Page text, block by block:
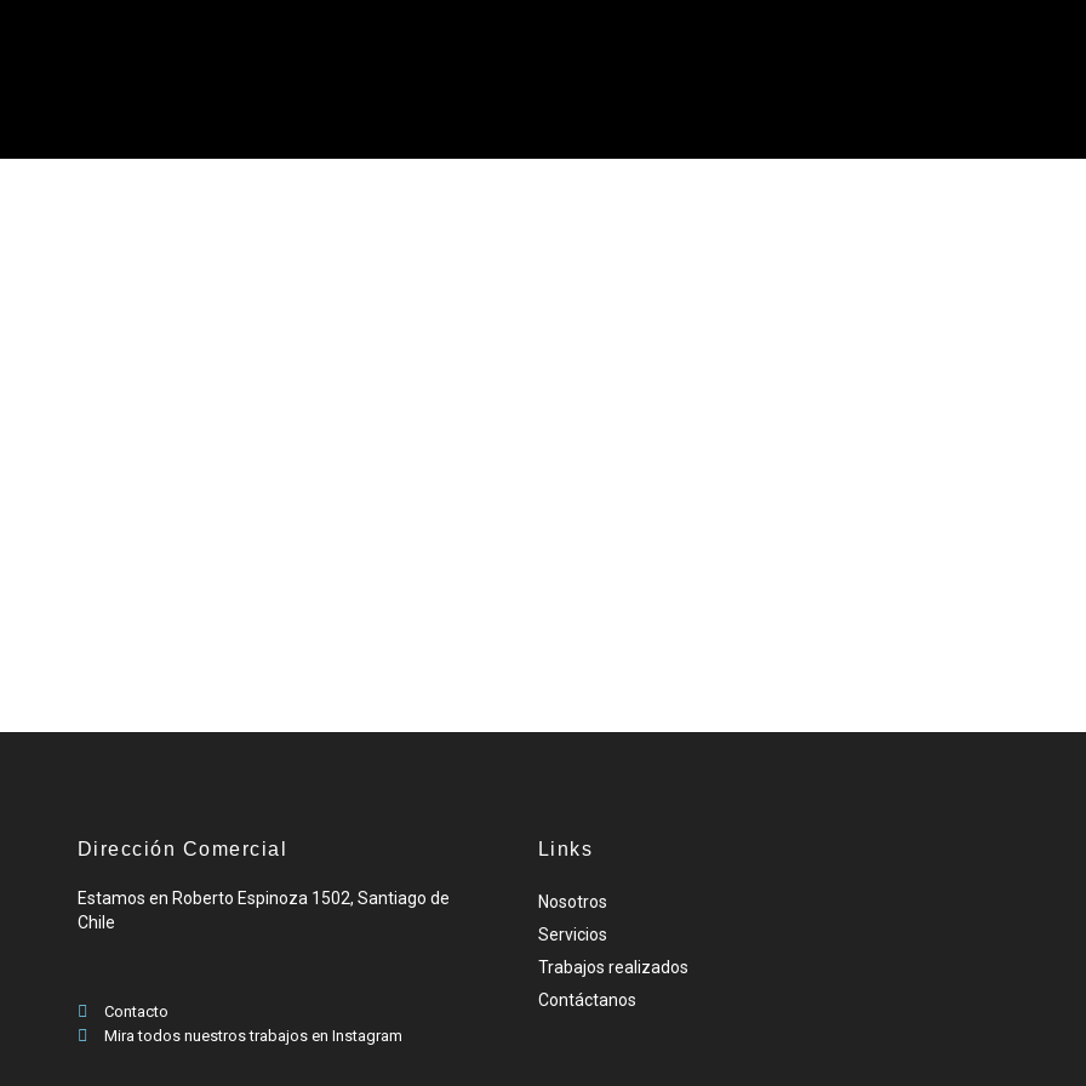
Dirección Comercial
Estamos en Roberto Espinoza 1502, Santiago de
Chile
Contacto
Mira todos nuestros trabajos en Instagram
Links
Nosotros
Servicios
Trabajos realizados
Contáctanos